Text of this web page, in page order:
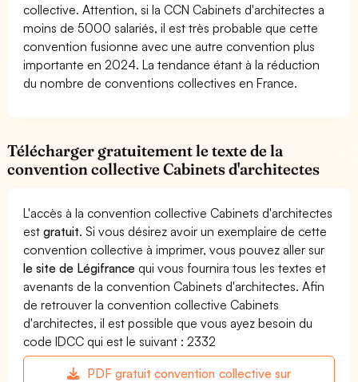
collective. Attention, si la CCN Cabinets d'architectes a
moins de 5000 salariés, il est très probable que cette
convention fusionne avec une autre convention plus
importante en 2024. La tendance étant à la réduction
du nombre de conventions collectives en France.
Télécharger gratuitement le texte de la
convention collective Cabinets d'architectes
L'accès à la convention collective Cabinets d'architectes
estgratuit. Si vous désirez avoir un exemplaire de cette
convention collective à imprimer, vous pouvez aller sur
le site de Légifrance qui vous fournira tous les textes et
avenants de la convention Cabinets d'architectes. Afin
de retrouver la convention collective Cabinets
d'architectes, il est possible que vous ayez besoin du
code IDCC qui est le suivant : 2332
PDF gratuit convention collective sur